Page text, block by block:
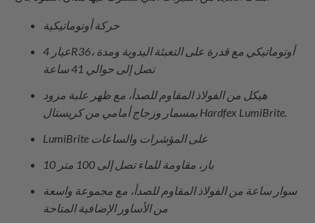
حركة أوتوماتيكية
عيار 4R36، أوتوماتيكي مع قدرة على التعبئة اليدوية ومدة
تصل إلى حوالي 41 ساعة
هيكل من الفولاذ المقاوم للصدأ، مع ظهر علبة مزود
بمسمار وزجاج أمامي من كريستال Hardfex LumiBrite.
LumiBrite على المؤشرات والساعات
10 بار، مقاومة للماء تصل إلى 100 متر
سوار ساعة من الفولاذ المقاوم للصدأ، مع مجموعة واسعة
من الأساور الإضافية المتاحة